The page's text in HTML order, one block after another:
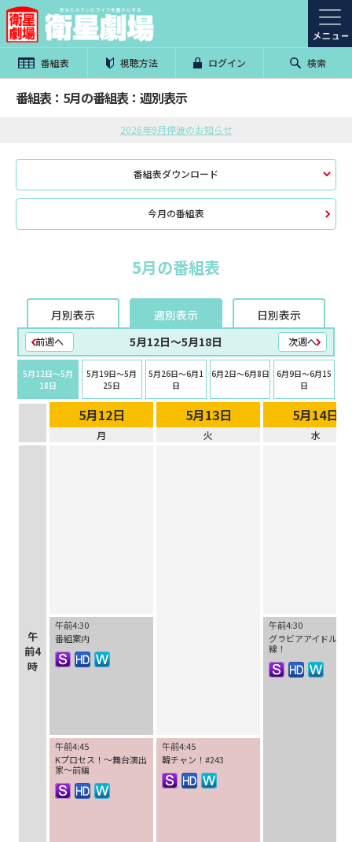
番組表 視聴方法 ログイン 検索
番組表：5月の番組表：週別表示
2026年9月停波のお知らせ
番組表ダウンロード
今月の番組表
5月の番組表
月別表示 週別表示 日別表示
前週へ 5月12日〜5月18日 次週へ
5月12日〜5月
18日
5月19日〜5月
25日
5月26日〜6月1
日
6月2日〜6月8日
6月9日〜6月15
日
5月12日
月
5月13日
火
5月14日
水
午
前4
時
午前4:30
番組案内
午前4:30
グラビアアイドル最
線！
午前4:45
Kプロセス！～舞台演出
家～前編
午前4:45
韓チャン！#243